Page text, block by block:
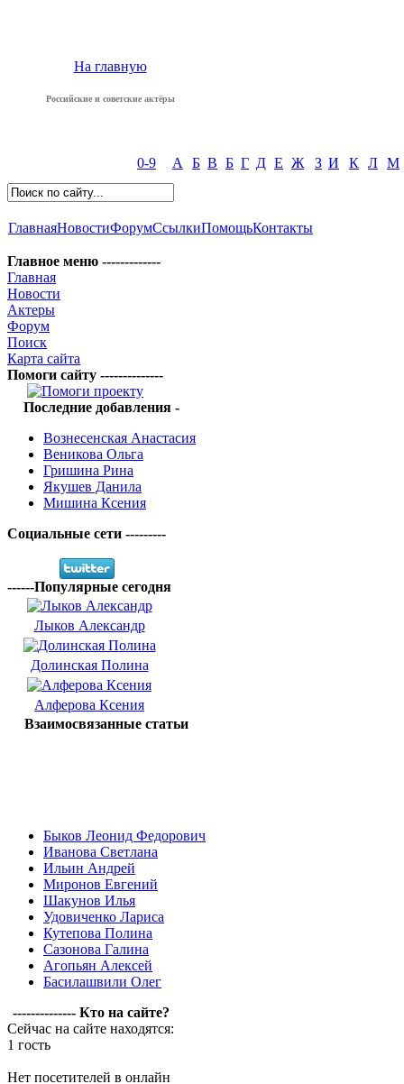
На главную
Российские и советские актёры
0-9 А Б В Б Г Д Е Ж З И К Л М
ГлавнаяНовостиФорумСсылкиПомощьКонтакты
Главное меню -------------
Главная
Новости
Актеры
Форум
Поиск
Карта сайта
Помоги сайту --------------
Последние добавления -
Вознесенская Анастасия
Веникова Ольга
Гришина Рина
Якушев Данила
Мишина Ксения
Социальные сети ---------
------Популярные сегодня
Лыков Александр
Долинская Полина
Алферова Ксения
Взаимосвязанные статьи
Быков Леонид Федорович
Иванова Светлана
Ильин Андрей
Миронов Евгений
Шакунов Илья
Удовиченко Лариса
Кутепова Полина
Сазонова Галина
Агопьян Алексей
Басилашвили Олег
-------------- Кто на сайте?
Сейчас на сайте находятся:
1 гость
Нет посетителей в онлайн